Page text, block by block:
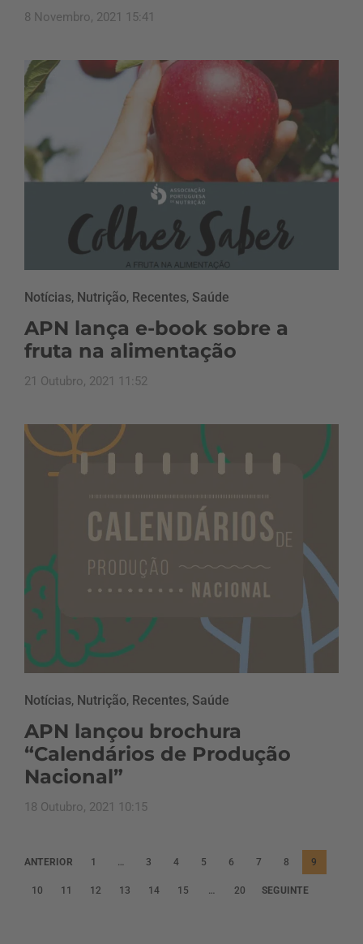
8 Novembro, 2021 15:41
Notícias, Nutrição, Recentes, Saúde
APN lança e-book sobre a
fruta na alimentação
21 Outubro, 2021 11:52
Notícias, Nutrição, Recentes, Saúde
APN lançou brochura
“Calendários de Produção
Nacional”
18 Outubro, 2021 10:15
P
a
ANTERIOR 1 … 3 4 5 6 7 8 9
10 11 12 13 14 15 … 20 SEGUINTE